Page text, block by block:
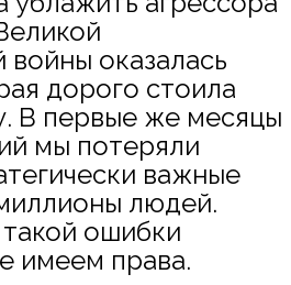
оказалась
дорого стоила
В первые же месяцы
мы потеряли
важные
людей.
ошибки
имеем права.